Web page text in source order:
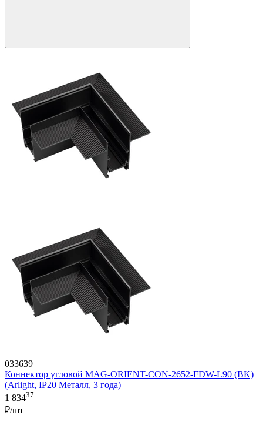
033639
Коннектор угловой MAG-ORIENT-CON-2652-FDW-L90 (BK)
(Arlight, IP20 Металл, 3 года)
1 83437
₽/шт